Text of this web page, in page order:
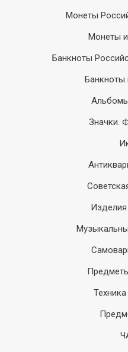
Монеты
Монеты
Банкноты
Банкноты
Значки.